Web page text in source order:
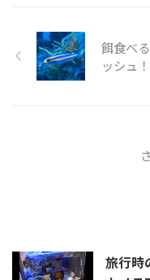
餌食べ
ッシュ！
旅行時